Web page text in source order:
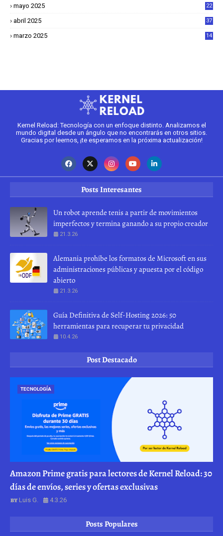
mayo 2025
22
abril 2025
37
marzo 2025
14
Kernel Reload: Tecnología con un enfoque distinto. Analizamos el
mundo digital desde un ángulo que no encontrarás en otros sitios.
Gracias por leernos, ¡te esperamos en la próxima actualización!
Posts Interesantes
Un robot aprende tenis a partir de movimientos
imperfectos y termina ganando a su propio creador
21.3.26
Alemania prohíbe los formatos de Microsoft en sus
administraciones públicas y apuesta por el código
abierto
21.3.26
Guía Definitiva de Self-Hosting 2026: 50
herramientas para recuperar tu privacidad
10.4.26
Post Destacado
TECNOLOGÍA
Amazon Prime gratis para lectores de Kernel Reload: 30
días de envíos, series y ofertas exclusivas
Luis G. 4.3.26
Posts Populares